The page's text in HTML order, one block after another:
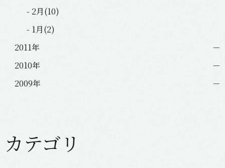
- 2月(10)
- 1月(2)
2011年
2010年
2009年
カテゴリ